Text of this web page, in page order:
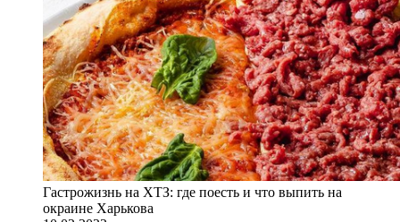
Гастрожизнь на ХТЗ: где поесть и что выпить на
окраине Харькова